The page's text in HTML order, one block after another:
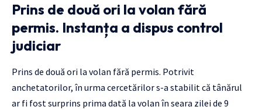
Prins de două ori la volan fără
permis. Instanța a dispus control
judiciar
Prins de două ori la volan fără permis. Potrivit
anchetatorilor, în urma cercetărilor s-a stabilit că tânărul
ar fi fost surprins prima dată la volan în seara zilei de 9